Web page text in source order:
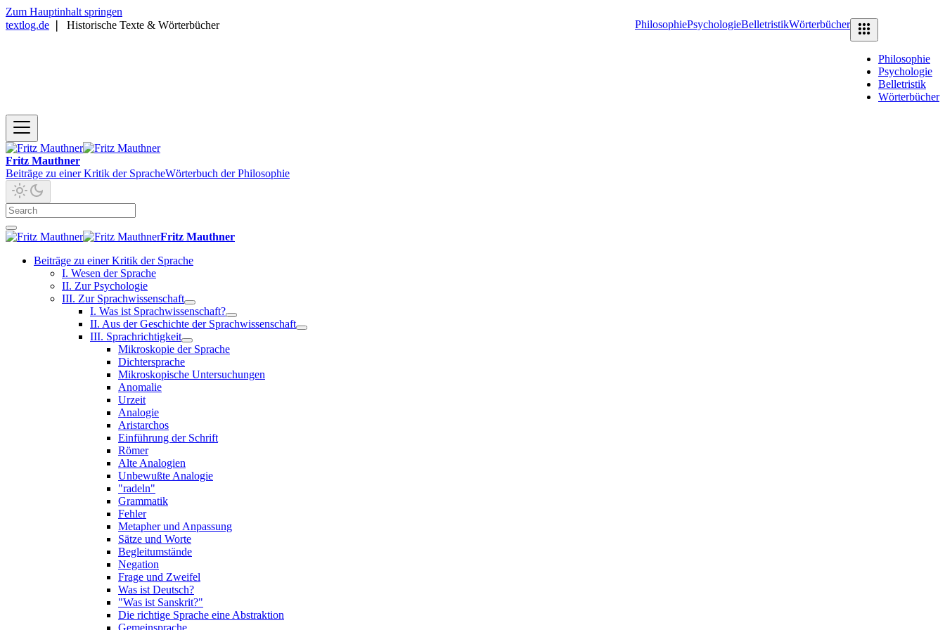
Zum Hauptinhalt springen
textlog.de
Historische Texte & Wörterbücher PhilosophiePsychologieBelletristikWörterbücher
Philosophie
Psychologie
Belletristik
Wörterbücher
Fritz Mauthner
Beiträge zu einer Kritik der SpracheWörterbuch der Philosophie
Fritz Mauthner
Beiträge zu einer Kritik der Sprache
I. Wesen der Sprache
II. Zur Psychologie
III. Zur Sprachwissenschaft
I. Was ist Sprachwissenschaft?
II. Aus der Geschichte der Sprachwissenschaft
III. Sprachrichtigkeit
Mikroskopie der Sprache
Dichtersprache
Mikroskopische Untersuchungen
Anomalie
Urzeit
Analogie
Aristarchos
Einführung der Schrift
Römer
Alte Analogien
Unbewußte Analogie
"radeln"
Grammatik
Fehler
Metapher und Anpassung
Sätze und Worte
Begleitumstände
Negation
Frage und Zweifel
Was ist Deutsch?
"Was ist Sanskrit?"
Die richtige Sprache eine Abstraktion
Gemeinsprache